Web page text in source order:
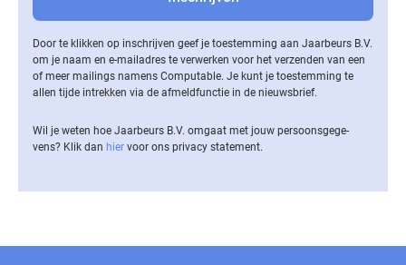
Door te klikken op inschrijven geef je toestemming aan Jaarbeurs B.V.
om je naam en e-mailadres te verwerken voor het verzenden van een
of meer mailings namens Computable. Je kunt je toestemming te
allen tijde intrekken via de af­meld­func­tie in de nieuwsbrief.
Wil je weten hoe Jaarbeurs B.V. omgaat met jouw per­soons­ge­ge­
vens? Klik dan hier voor ons privacy statement.